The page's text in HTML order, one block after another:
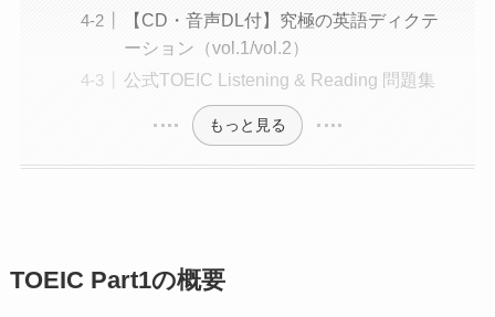
【CD・音声DL付】究極の英語ディクテ
ーション（vol.1/vol.2）
公式TOEIC Listening & Reading 問題集
もっと見る
TOEIC Part1の概要